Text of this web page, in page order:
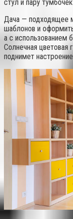
стул и пару
Дача — подходящее
шаблонов и
а с использованием
Солнечная
поднимет